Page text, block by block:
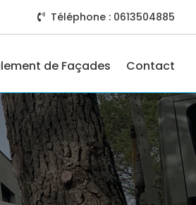
 Téléphone : 0613504885
de Façades Contact